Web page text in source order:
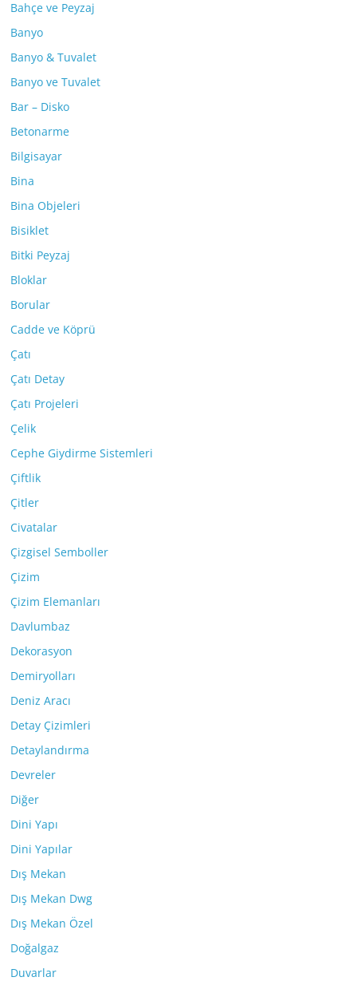
Bahçe ve Peyzaj
Banyo
Banyo & Tuvalet
Banyo ve Tuvalet
Bar – Disko
Betonarme
Bilgisayar
Bina
Bina Objeleri
Bisiklet
Bitki Peyzaj
Bloklar
Borular
Cadde ve Köprü
Çatı
Çatı Detay
Çatı Projeleri
Çelik
Cephe Giydirme Sistemleri
Çiftlik
Çitler
Civatalar
Çizgisel Semboller
Çizim
Çizim Elemanları
Davlumbaz
Dekorasyon
Demiryolları
Deniz Aracı
Detay Çizimleri
Detaylandırma
Devreler
Diğer
Dini Yapı
Dini Yapılar
Dış Mekan
Dış Mekan Dwg
Dış Mekan Özel
Doğalgaz
Duvarlar